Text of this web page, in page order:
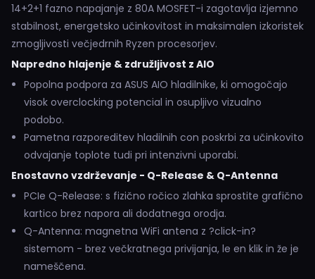
14+2+1 fazno napajanje z 80A MOSFET-i zagotavlja izjemno
stabilnost, energetsko učinkovitost in maksimalen izkoristek
zmogljivosti večjedrnih Ryzen procesorjev.
Napredno hlajenje & združljivost z AIO
Popolna podpora za ASUS AIO hladilnike, ki omogočajo
visok overclocking potencial in osupljivo vizualno
podobo.
Pametna razporeditev hladilnih con poskrbi za učinkovito
odvajanje toplote tudi pri intenzivni uporabi.
Enostavno vzdrževanje - Q-Release & Q-Antenna
PCIe Q-Release: s fizično ročico zlahka sprostite grafično
kartico brez napora ali dodatnega orodja.
Q-Antenna: magnetna WiFi antena z ?click-in?
sistemom - brez večkratnega privijanja, le en klik in že je
nameščena.